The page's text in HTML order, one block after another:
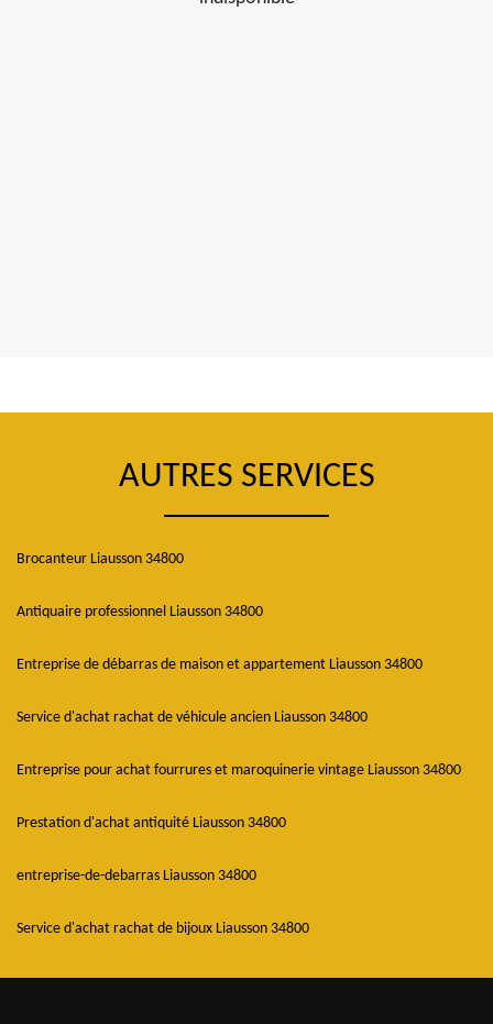
AUTRES SERVICES
Brocanteur Liausson 34800
Antiquaire professionnel Liausson 34800
Entreprise de débarras de maison et appartement Liausson 34800
Service d'achat rachat de véhicule ancien Liausson 34800
Entreprise pour achat fourrures et maroquinerie vintage Liausson 34800
Prestation d'achat antiquité Liausson 34800
entreprise-de-debarras Liausson 34800
Service d'achat rachat de bijoux Liausson 34800